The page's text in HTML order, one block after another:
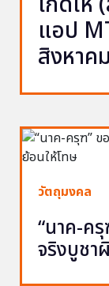
แอป
สิงหาค
วัตถุมงคล
“นาค-ค
จริงบูชา